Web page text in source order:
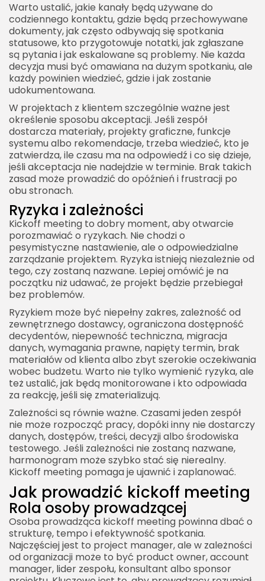
Warto ustalić, jakie kanały będą używane do
codziennego kontaktu, gdzie będą przechowywane
dokumenty, jak często odbywają się spotkania
statusowe, kto przygotowuje notatki, jak zgłaszane
są pytania i jak eskalowane są problemy. Nie każda
decyzja musi być omawiana na dużym spotkaniu, ale
każdy powinien wiedzieć, gdzie i jak zostanie
udokumentowana.
W projektach z klientem szczególnie ważne jest
określenie sposobu akceptacji. Jeśli zespół
dostarcza materiały, projekty graficzne, funkcje
systemu albo rekomendacje, trzeba wiedzieć, kto je
zatwierdza, ile czasu ma na odpowiedź i co się dzieje,
jeśli akceptacja nie nadejdzie w terminie. Brak takich
zasad może prowadzić do opóźnień i frustracji po
obu stronach.
Ryzyka i zależności
Kickoff meeting to dobry moment, aby otwarcie
porozmawiać o ryzykach. Nie chodzi o
pesymistyczne nastawienie, ale o odpowiedzialne
zarządzanie projektem. Ryzyka istnieją niezależnie od
tego, czy zostaną nazwane. Lepiej omówić je na
początku niż udawać, że projekt będzie przebiegał
bez problemów.
Ryzykiem może być niepełny zakres, zależność od
zewnętrznego dostawcy, ograniczona dostępność
decydentów, niepewność techniczna, migracja
danych, wymagania prawne, napięty termin, brak
materiałów od klienta albo zbyt szerokie oczekiwania
wobec budżetu. Warto nie tylko wymienić ryzyka, ale
też ustalić, jak będą monitorowane i kto odpowiada
za reakcję, jeśli się zmaterializują.
Zależności są równie ważne. Czasami jeden zespół
nie może rozpocząć pracy, dopóki inny nie dostarczy
danych, dostępów, treści, decyzji albo środowiska
testowego. Jeśli zależności nie zostaną nazwane,
harmonogram może szybko stać się nierealny.
Kickoff meeting pomaga je ujawnić i zaplanować.
Jak prowadzić kickoff meeting
Rola osoby prowadzącej
Osoba prowadząca kickoff meeting powinna dbać o
strukturę, tempo i efektywność spotkania.
Najczęściej jest to project manager, ale w zależności
od organizacji może to być product owner, account
manager, lider zespołu, konsultant albo sponsor